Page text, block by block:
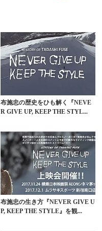
布施忠の歴史をひも解く『NEVE
R GIVE UP, KEEP THE STYL...
布施忠の生き方『NEVER GIVE U
P, KEEP THE STYLE』を観...